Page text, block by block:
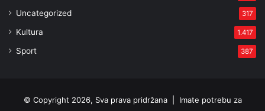
Uncategorized 317
Kultura 1.417
Sport 387
© Copyright 2026, Sva prava pridržana | Imate potrebu za